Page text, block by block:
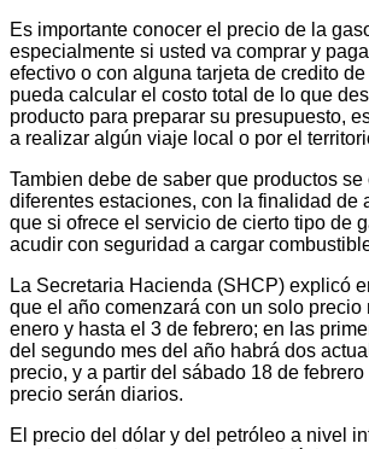
Es importante conocer el precio de la
especialmente si usted va comprar y
efectivo o con alguna tarjeta de credito
pueda calcular el costo total de lo que
producto para preparar su presupuesto,
a realizar algún viaje local o por el
Tambien debe de saber que productos
diferentes estaciones, con la finalidad de
que si ofrece el servicio de cierto tipo de
acudir con seguridad a cargar
La Secretaria Hacienda (SHCP) explicó
que el año comenzará con un solo precio
enero y hasta el 3 de febrero; en las
del segundo mes del año habrá dos
precio, y a partir del sábado 18 de febrero
precio serán diarios.
El precio del dólar y del petróleo a nivel